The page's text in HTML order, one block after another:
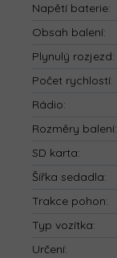
Napětí baterie:
Obsah balení:
Plynulý rozjezd:
Počet rychlostí:
Rádio:
Rozměry balení:
SD karta:
Šířka sedadla:
Trakce pohon:
Typ vozítka:
Určení: